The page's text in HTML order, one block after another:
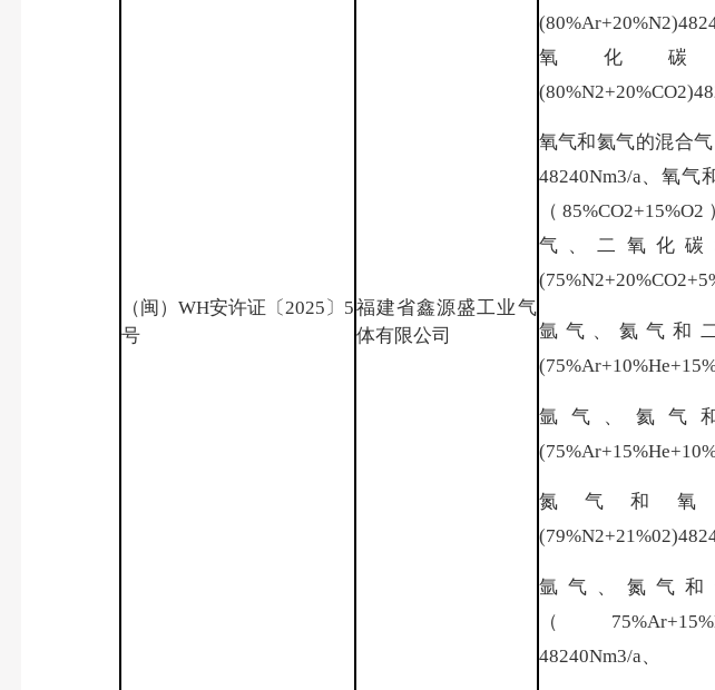
（闽）WH安许证〔2025〕5
号
福建省鑫源盛工业气
体有限公司
氧化
氧气和氦气的混合气
48240Nm3/a、氧气
（
气、二氧化
氩气、氦气和
氩气、氦气
氮气和
氩气、氮气
（
48240Nm3/a、